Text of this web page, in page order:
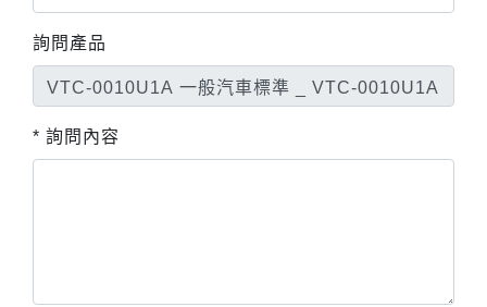
詢問產品
* 詢問內容